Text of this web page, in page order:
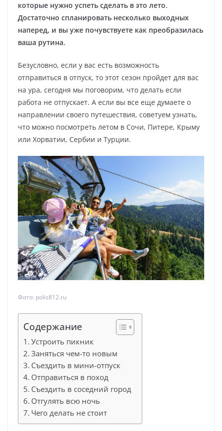
которые нужно успеть сделать в это лето.
Достаточно спланировать несколько выходных
наперед, и вы уже почувствуете как преобразилась
ваша рутина.
Безусловно, если у вас есть возможность
отправиться в отпуск, то этот сезон пройдет для вас
на ура, сегодня мы поговорим, что делать если
работа не отпускает. А если вы все еще думаете о
направлении своего путешествия, советуем узнать,
что можно посмотреть летом в Сочи, Питере, Крыму
или Хорватии, Сербии и Турции.
Фото: polis812.ru
Содержание
Устроить пикник
Заняться чем-то новым
Съездить в мини-отпуск
Отправиться в поход
Съездить в соседний город
Отгулять всю ночь
Чего делать не стоит